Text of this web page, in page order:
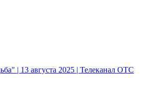
| 13 августа 2025 | Телеканал ОТС